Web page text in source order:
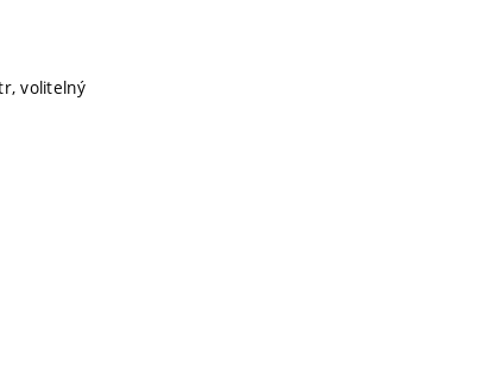
volitelný